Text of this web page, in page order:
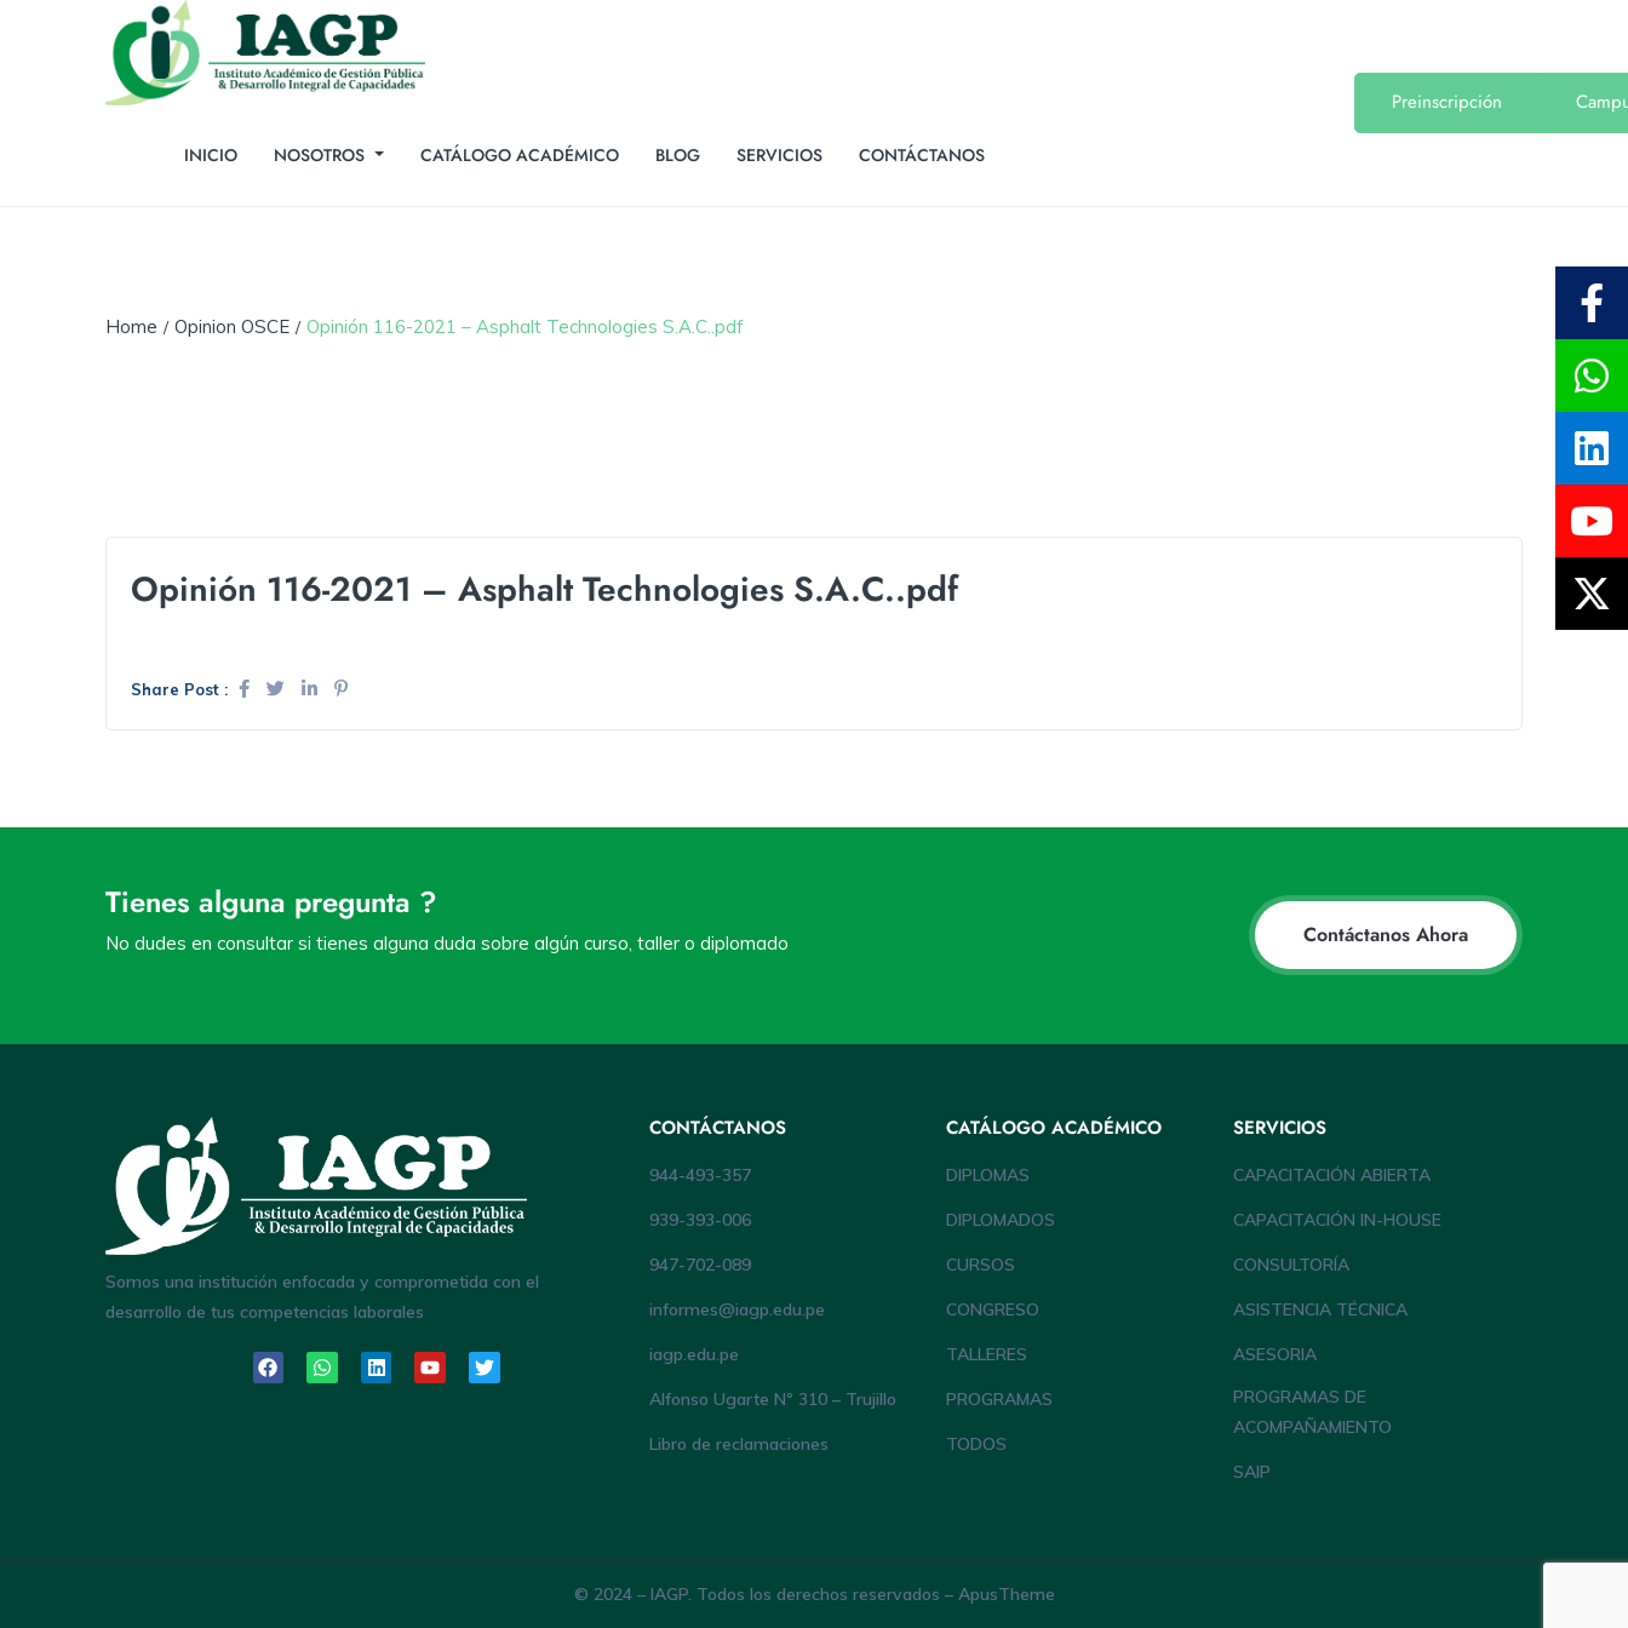
INICIO NOSOTROS CATÁLOGO ACADÉMICO BLOG SERVICIOS CONTÁCTANOS
Preinscripción
Home Opinion OSCE Opinión 116-2021 – Asphalt Technologies S.A.C..pdf
Opinión 116-2021 – Asphalt Technologies S.A.C..pdf
Share Post :
Tienes alguna pregunta ?
No dudes en consultar si tienes alguna duda sobre algún curso, taller o diplomado Contáctanos Ahora
Somos una institución enfocada y comprometida con el
desarrollo de tus competencias laborales
CONTÁCTANOS
944-493-357
939-393-006
947-702-089
informes@iagp.edu.pe
iagp.edu.pe
Alfonso Ugarte Nº 310 – Trujillo
Libro de reclamaciones
CATÁLOGO ACADÉMICO
DIPLOMAS
DIPLOMADOS
CURSOS
CONGRESO
TALLERES
PROGRAMAS
TODOS
SERVICIOS
CAPACITACIÓN ABIERTA
CAPACITACIÓN IN-HOUSE
CONSULTORÍA
ASISTENCIA TÉCNICA
ASESORIA
PROGRAMAS DE
ACOMPAÑAMIENTO
SAIP
© 2024 – IAGP. Todos los derechos reservados – ApusTheme